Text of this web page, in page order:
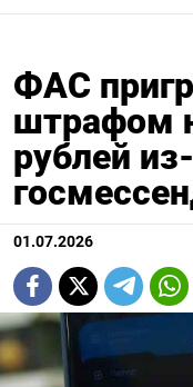
ФАС
штрафом
рублей
01.07.2026